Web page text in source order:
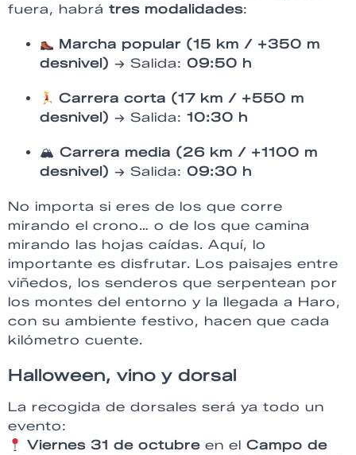
fuera, habrá tres modalidades:
Marcha popular (15 km / +350 m
desnivel) → Salida: 09:50 h
Carrera corta (17 km / +550 m
desnivel) → Salida: 10:30 h
🏔 Carrera media (26 km / +1100 m
desnivel) → Salida: 09:30 h
No importa si eres de los que corre
mirando el crono… o de los que camina
mirando las hojas caídas. Aquí, lo
importante es disfrutar. Los paisajes entre
viñedos, los senderos que serpentean por
los montes del entorno y la llegada a Haro,
con su ambiente festivo, hacen que cada
kilómetro cuente.
Halloween, vino y dorsal
La recogida de dorsales será ya todo un
evento:
Viernes 31 de octubre en elCampo de